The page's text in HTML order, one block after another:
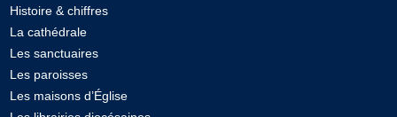
Histoire & chiffres
La cathédrale
Les sanctuaires
Les paroisses
Les maisons d’Église